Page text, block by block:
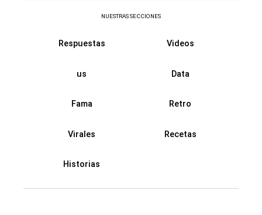
NUESTRAS SECCIONES
Respuestas Videos
us Data
Fama Retro
Virales Recetas
Historias